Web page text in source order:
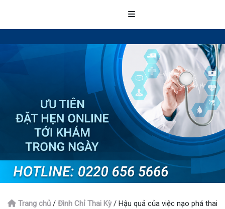
Trang chủ / Đình Chỉ Thai Kỳ/ Hậu quả của việc nạo phá thai